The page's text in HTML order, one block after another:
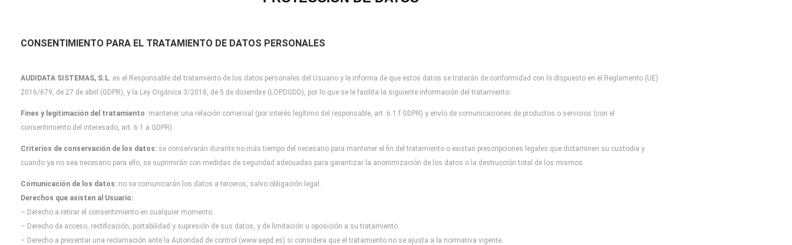
CONSENTIMIENTO PARA EL TRATAMIENTO DE DATOS PERSONALES
AUDIDATA SISTEMAS, S.L es el Responsable del tratamiento de los datos personales del Usuario y le informa de que estos datos se tratarán de conformidad con lo dispuesto en el Reglamento (UE)
2016/679, de 27 de abril (GDPR), y la Ley Orgánica 3/2018, de 5 de diciembre (LOPDGDD), por lo que se le facilita la siguiente información del tratamiento:
Fines y legitimación del tratamiento: mantener una relación comercial (por interés legítimo del responsable, art. 6.1.f GDPR) y envío de comunicaciones de productos o servicios (con el
consentimiento del interesado, art. 6.1.a GDPR).
Criterios de conservación de los datos: se conservarán durante no más tiempo del necesario para mantener el fin del tratamiento o existan prescripciones legales que dictaminen su custodia y
cuando ya no sea necesario para ello, se suprimirán con medidas de seguridad adecuadas para garantizar la anonimización de los datos o la destrucción total de los mismos.
Comunicación de los datos: no se comunicarán los datos a terceros, salvo obligación legal.
Derechos que asisten al Usuario:
– Derecho a retirar el consentimiento en cualquier momento.
– Derecho de acceso, rectificación, portabilidad y supresión de sus datos, y de limitación u oposición a su tratamiento.
– Derecho a presentar una reclamación ante la Autoridad de control (www.aepd.es) si considera que eltratamiento no se ajusta a la normativa vigente.